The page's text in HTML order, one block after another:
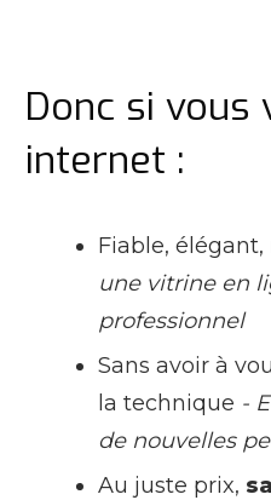
Donc si vous
internet :
Fiable, élégant,
une vitrine en
professionnel
Sans avoir à
la technique -
de nouvelles
Au juste prix,